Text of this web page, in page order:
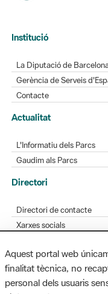
Gerència de Serveis
Actualitat
L'Informatiu dels Parcs
Gaudim als Parcs
Directori de contacte
Xarxes socials
Bústia de suggeriments
Opineu sobre els parcs
MAPA WEB AVÍS LEGAL
Aquest portal web
finalitat tècnica, no
personal dels usuaris